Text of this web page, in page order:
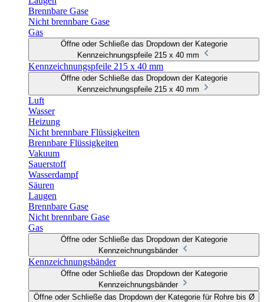
Brennbare Gase
Nicht brennbare Gase
Gas
Öffne oder Schließe das Dropdown der Kategorie
Kennzeichnungspfeile 215 x 40 mm
Kennzeichnungspfeile 215 x 40 mm
Öffne oder Schließe das Dropdown der Kategorie
Kennzeichnungspfeile 215 x 40 mm
Luft
Wasser
Heizung
Nicht brennbare Flüssigkeiten
Brennbare Flüssigkeiten
Vakuum
Sauerstoff
Wasserdampf
Säuren
Laugen
Brennbare Gase
Nicht brennbare Gase
Gas
Öffne oder Schließe das Dropdown der Kategorie
Kennzeichnungsbänder
Kennzeichnungsbänder
Öffne oder Schließe das Dropdown der Kategorie
Kennzeichnungsbänder
Öffne oder Schließe das Dropdown der Kategorie für Rohre bis Ø